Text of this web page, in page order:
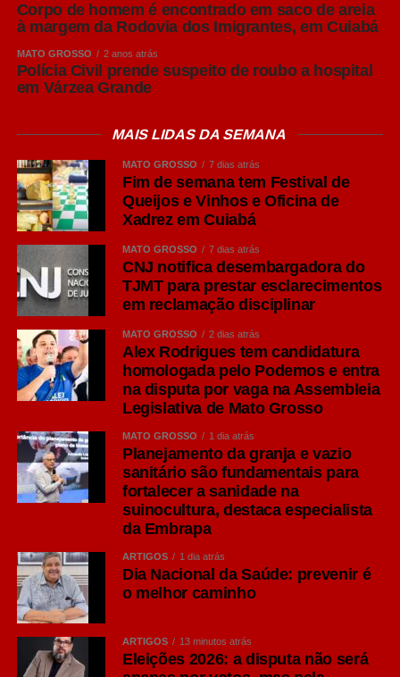
Corpo de homem é encontrado em saco de areia
à margem da Rodovia dos Imigrantes, em Cuiabá
MATO GROSSO 2 anos atrás
Polícia Civil prende suspeito de roubo a hospital
em Várzea Grande
MAIS LIDAS DA SEMANA
MATO GROSSO 7 dias atrás
Fim de semana tem Festival de
Queijos e Vinhos e Oficina de
Xadrez em Cuiabá
MATO GROSSO 7 dias atrás
CNJ notifica desembargadora do
TJMT para prestar esclarecimentos
em reclamação disciplinar
MATO GROSSO 2 dias atrás
Alex Rodrigues tem candidatura
homologada pelo Podemos e entra
na disputa por vaga na Assembleia
Legislativa de Mato Grosso
MATO GROSSO 1 dia atrás
Planejamento da granja e vazio
sanitário são fundamentais para
fortalecer a sanidade na
suinocultura, destaca especialista
da Embrapa
ARTIGOS 1 dia atrás
Dia Nacional da Saúde: prevenir é
o melhor caminho
ARTIGOS 13 minutos atrás
Eleições 2026: a disputa não será